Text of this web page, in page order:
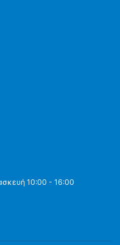
10:00 - 16:00